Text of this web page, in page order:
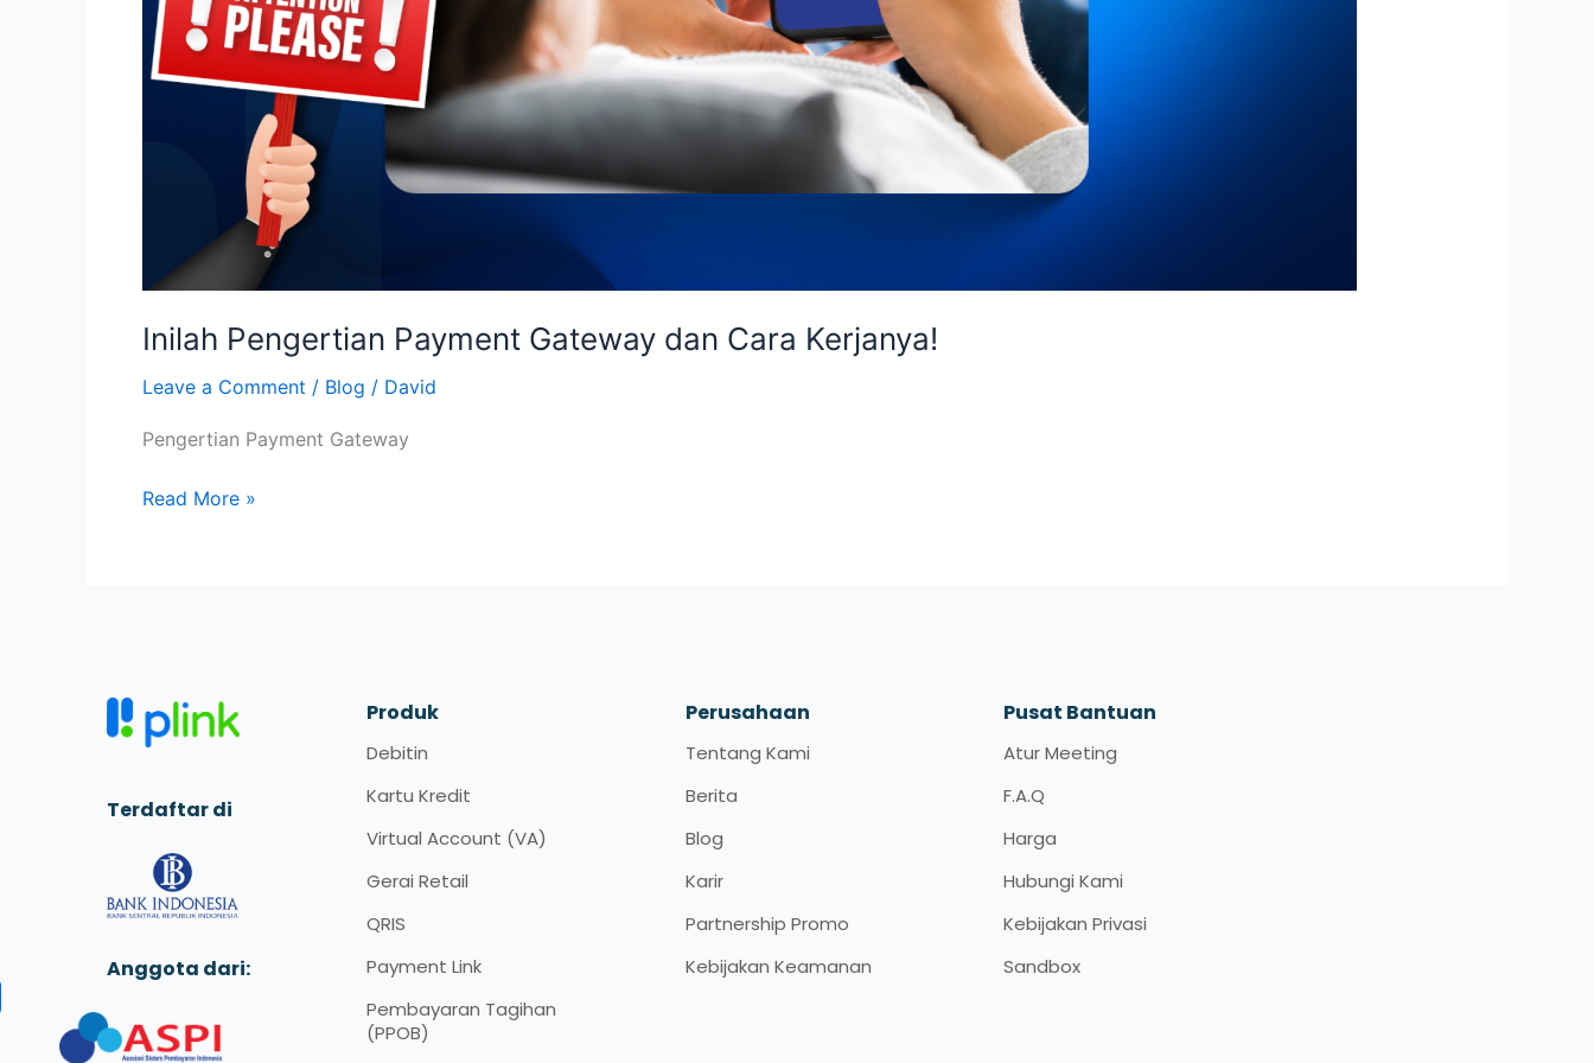
Inilah Pengertian Payment Gateway dan Cara Kerjanya!
Leave a Comment / Blog / David
Pengertian Payment Gateway
Read More »
Terdaftar di
Anggota dari:
Produk
Debitin
Kartu Kredit
Virtual Account (VA)
Gerai Retail
QRIS
Payment Link
Pembayaran Tagihan
(PPOB)
Perusahaan
Tentang Kami
Berita
Blog
Karir
Partnership Promo
Kebijakan Keamanan
Pusat Bantuan
Atur Meeting
F.A.Q
Harga
Hubungi Kami
Kebijakan Privasi
Sandbox